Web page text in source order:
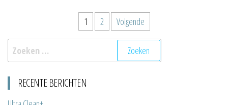
paginering
1 2
Volgende
Zoeken
naar:
RECENTE BERICHTEN